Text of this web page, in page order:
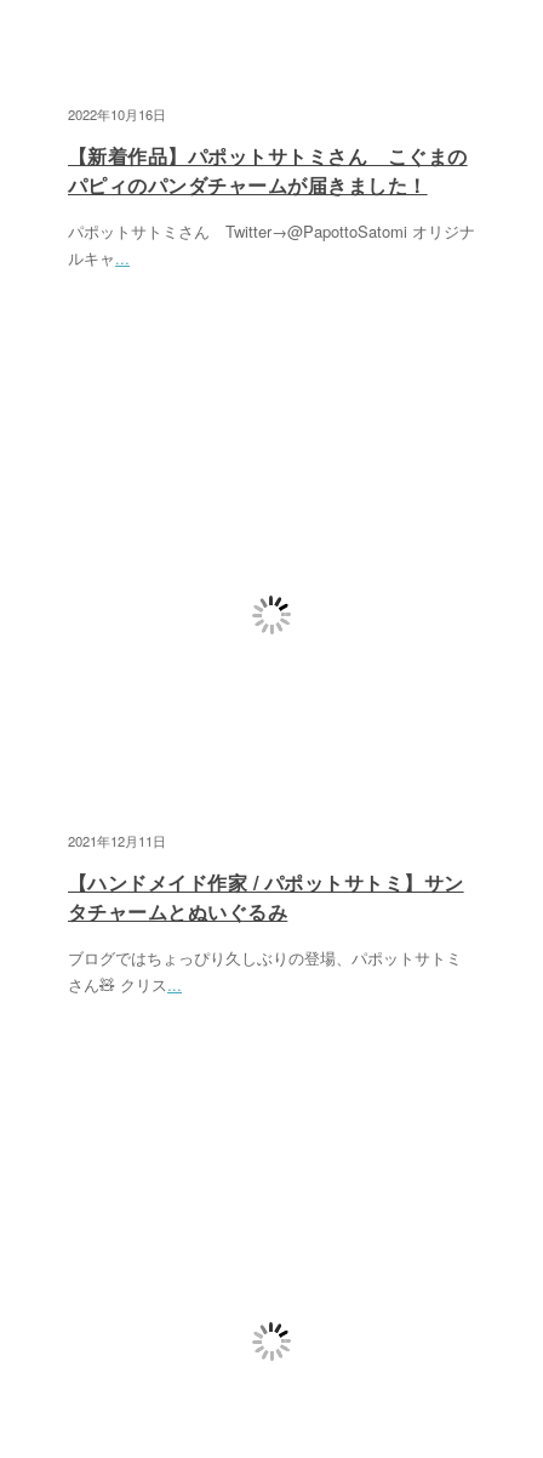
2022年10月16日
【新着作品】パポットサトミさん こぐまの
パピィのパンダチャームが届きました！
パポットサトミさん Twitter→@PapottoSatomi オリジナ
ルキャ...
2021年12月11日
【ハンドメイド作家 / パポットサトミ】サン
タチャームとぬいぐるみ
ブログではちょっぴり久しぶりの登場、パポットサトミ
さん🧸 クリス...